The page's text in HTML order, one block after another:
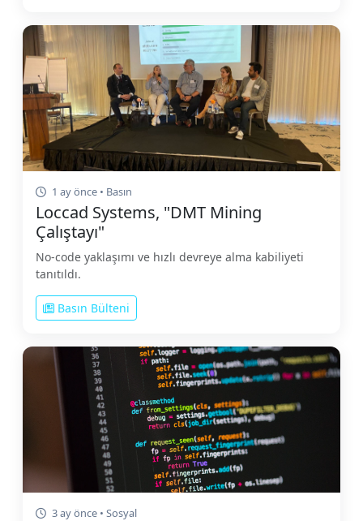
1 ay önce • Basın
Loccad Systems, "DMT Mining
Çalıştayı"
No-code yaklaşımı ve hızlı devreye alma kabiliyeti
tanıtıldı.
Basın Bülteni
3 ay önce • Sosyal